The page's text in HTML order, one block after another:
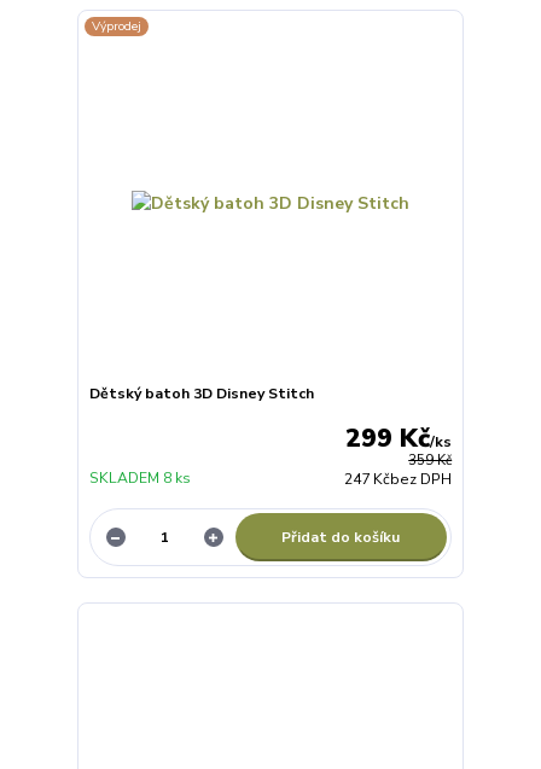
Výprodej
Dětský batoh 3D Disney Stitch
359 Kč
299 Kč/ks
247 Kčbez DPH
SKLADEM 8 ks
Přidat do košíku